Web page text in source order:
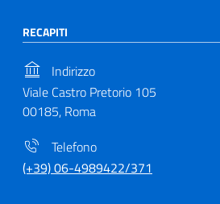
RECAPITI
Indirizzo
Viale Castro Pretorio 105
00185, Roma
Telefono
(+39) 06-4989422/371